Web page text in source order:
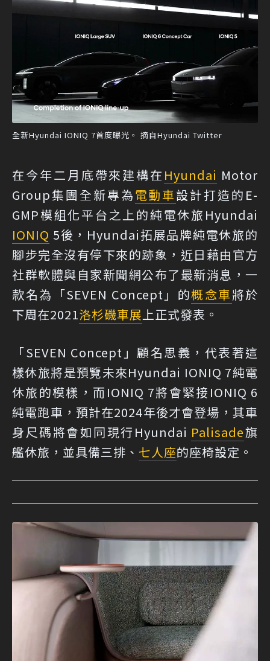
全新Hyundai IONIQ 7首度曝光。 摘自Hyundai Twitter
在今年二月底帶來建構在 Hyundai Motor
Group集團全新專為電動車設計打造的E-
GMP模組化平台之上的純電休旅Hyundai
IONIQ 5後，Hyundai拓展品牌純電休旅的
腳步完全沒有停下來的跡象，近日藉由官方
社群軟體與自家新聞網公布了最新消息，一
款名為「SEVEN Concept」的概念車將於
下周在2021洛杉磯車展上正式發表。
「SEVEN Concept」顧名思義，代表著這
樣休旅將是預覽未來Hyundai IONIQ 7純電
休旅的模樣，而IONIQ 7將會緊接IONIQ 6
純電跑車，預計在2024年後才會登場，其車
身尺碼將會如同現行Hyundai Palisade旗
艦休旅，並具備三排、 七人座的座椅設定。